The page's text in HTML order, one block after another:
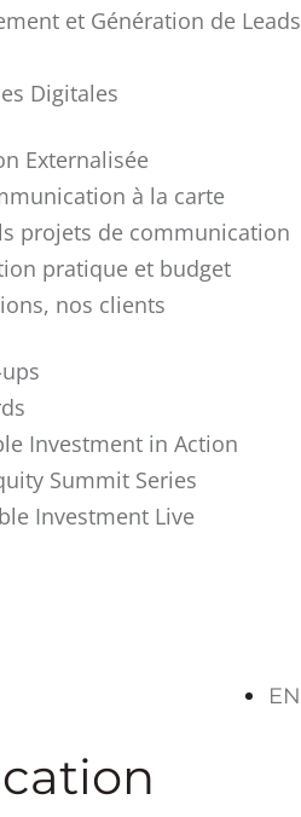
et Génération de Leads
Digitales
Externalisée
à la carte
projets de communication
pratique et budget
nos clients
Investment in Action
Summit Series
Investment Live
EN